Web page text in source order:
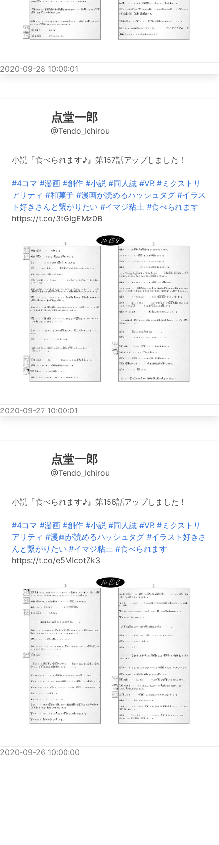
2020-09-28 10:00:01
点堂一郎
@Tendo_Ichirou
小説『食べられます♪』第157話アップしました！
#4コマ #漫画 #創作 #小説 #同人誌 #VR #ミクストリ
アリティ #和菓子 #漫画が読めるハッシュタグ #イラス
ト好きさんと繋がりたい #イマジ粘土 #食べられます
https://t.co/3tGIgEMz0B
2020-09-27 10:00:01
点堂一郎
@Tendo_Ichirou
小説『食べられます♪』第156話アップしました！
#4コマ #漫画 #創作 #小説 #同人誌 #VR #ミクストリ
アリティ #漫画が読めるハッシュタグ #イラスト好きさ
んと繋がりたい #イマジ粘土 #食べられます
https://t.co/e5MIcotZk3
2020-09-26 10:00:00